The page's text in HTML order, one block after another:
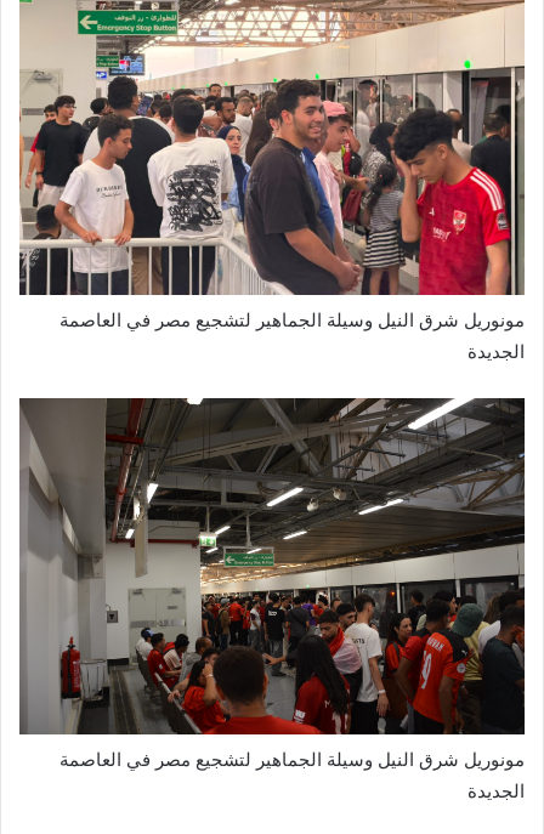
مونوريل شرق النيل وسيلة الجماهير لتشجيع مصر في العاصمة
الجديدة
مونوريل شرق النيل وسيلة الجماهير لتشجيع مصر في العاصمة
الجديدة